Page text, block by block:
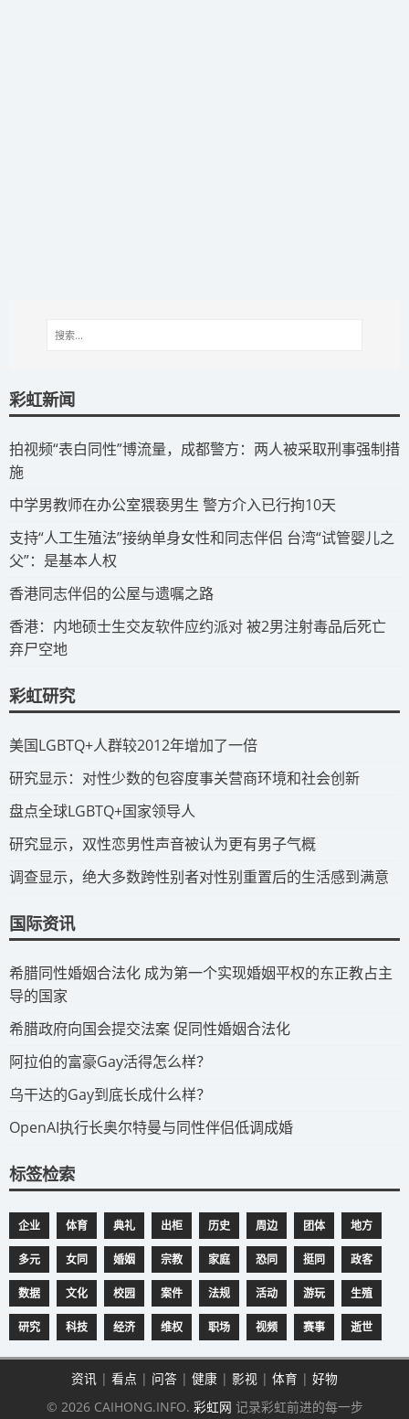
彩虹新闻
拍视频“表白同性”博流量，成都警方：两人被采取刑事强制措
施
​中学男教师在办公室猥亵男生 警方介入已行拘10天
​支持“人工生殖法”接纳单身女性和同志伴侣 台湾“试管婴儿之
父”：是基本人权
​香港同志伴侣的公屋与遗嘱之路
​香港：内地硕士生交友软件应约派对 被2男注射毒品后死亡
弃尸空地
彩虹研究
​美国LGBTQ+人群较2012年增加了一倍
​研究显示：对性少数的包容度事关营商环境和社会创新
​盘点全球LGBTQ+国家领导人
研究显示，双性恋男性声音被认为更有男子气概
调查显示，绝大多数跨性别者对性别重置后的生活感到满意
国际资讯
​希腊同性婚姻合法化 成为第一个实现婚姻平权的东正教占主
导的国家
​希腊政府向国会提交法案 促同性婚姻合法化
​阿拉伯的富豪Gay活得怎么样？
​乌干达的Gay到底长成什么样？
​OpenAI执行长奥尔特曼与同性伴侣低调成婚
标签检索
企业 体育 典礼 出柜 历史 周边 团体 地方
多元 女同 婚姻 宗教 家庭 恐同 挺同 政客
数据 文化 校园 案件 法规 活动 游玩 生殖
研究 科技 经济 维权 职场 视频 赛事 逝世
资讯 | 看点 | 问答 | 健康 | 影视 | 体育 | 好物
© 2026 CAIHONG.INFO. 彩虹网 记录彩虹前进的每一步